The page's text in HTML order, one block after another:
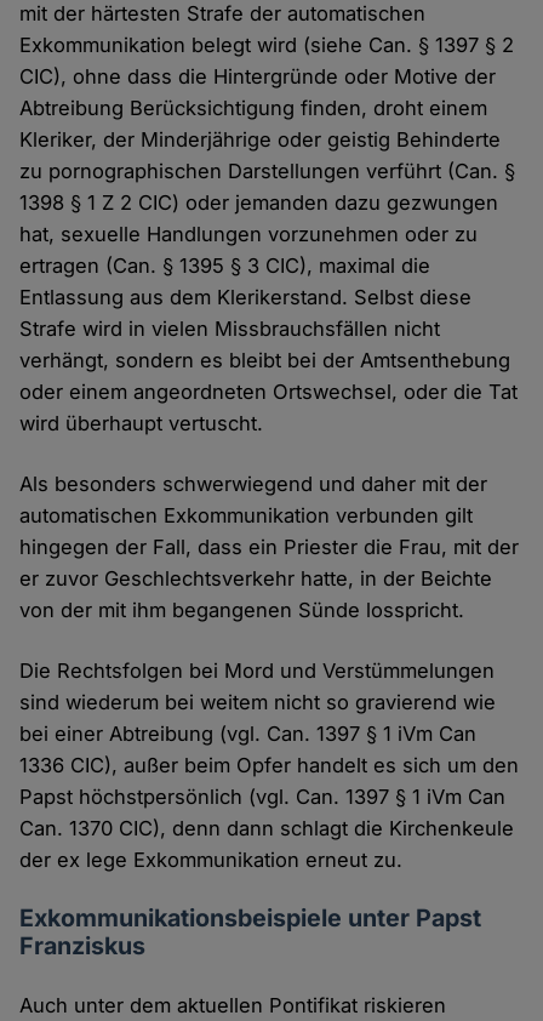
mit der härtesten Strafe der automatischen
Exkommunikation belegt wird (siehe Can. § 1397 § 2
CIC), ohne dass die Hintergründe oder Motive der
Abtreibung Berücksichtigung finden, droht einem
Kleriker, der Minderjährige oder geistig Behinderte
zu pornographischen Darstellungen verführt (Can. §
1398 § 1 Z 2 CIC) oder jemanden dazu gezwungen
hat, sexuelle Handlungen vorzunehmen oder zu
ertragen (Can. § 1395 § 3 CIC), maximal die
Entlassung aus dem Klerikerstand. Selbst diese
Strafe wird in vielen Missbrauchsfällen nicht
verhängt, sondern es bleibt bei der Amtsenthebung
oder einem angeordneten Ortswechsel, oder die Tat
wird überhaupt vertuscht.
Als besonders schwerwiegend und daher mit der
automatischen Exkommunikation verbunden gilt
hingegen der Fall, dass ein Priester die Frau, mit der
er zuvor Geschlechtsverkehr hatte, in der Beichte
von der mit ihm begangenen Sünde losspricht.
Die Rechtsfolgen bei Mord und Verstümmelungen
sind wiederum bei weitem nicht so gravierend wie
bei einer Abtreibung (vgl. Can. 1397 § 1 iVm Can
1336 CIC), außer beim Opfer handelt es sich um den
Papst höchstpersönlich (vgl. Can. 1397 § 1 iVm Can
Can. 1370 CIC), denn dann schlagt die Kirchenkeule
der ex lege Exkommunikation erneut zu.
Exkommunikationsbeispiele unter Papst
Franziskus
Auch unter dem aktuellen Pontifikat riskieren